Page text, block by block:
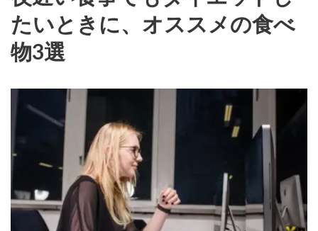
たいときに、オススメの食べ
物3選